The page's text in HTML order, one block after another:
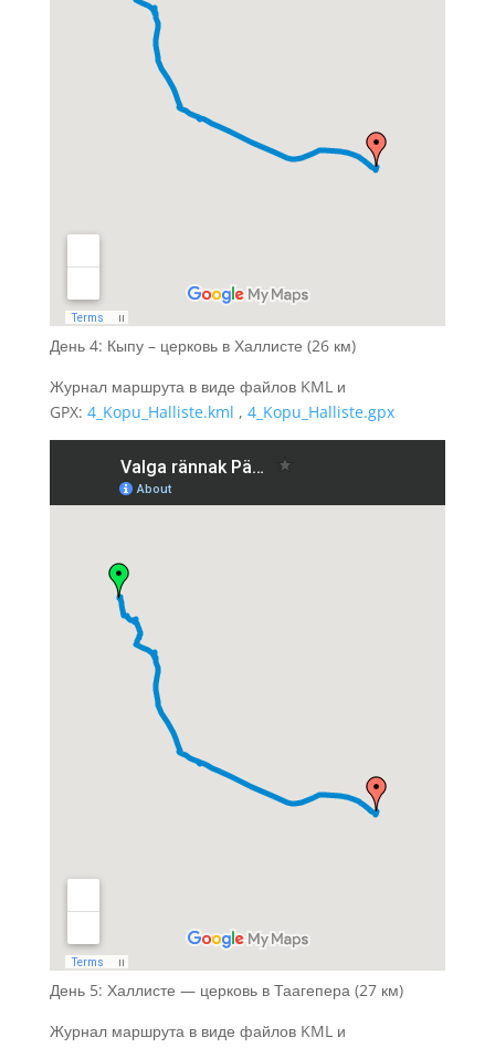
День 4: Кыпу – церковь в Халлисте (26 км)
Журнал маршрута в виде файлов KML и
GPX: 4_Kopu_Halliste.kml , 4_Kopu_Halliste.gpx
День 5: Халлисте — церковь в Таагепера (27 км)
Журнал маршрута в виде файлов KML и